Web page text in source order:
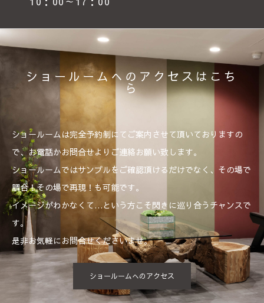
ショールームへのアクセスはこち
ら
ショールームは完全予約制にてご案内させて頂いておりますの
で、お電話かお問合せよりご連絡お願い致します。
ショールームではサンプルをご確認頂けるだけでなく、その場で
調合！その場で再現！も可能です。
イメージがわかなくて…という方こそ閃きに巡り合うチャンスで
す。
是非お気軽にお問合せくださいませ。
ショールームへのアクセス